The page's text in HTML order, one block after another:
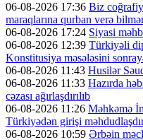
06-08-2026 17:36 Biz
maraqlarına qurban verə
06-08-2026 17:24 Siyasi
06-08-2026 12:39 Türkiyəli
Konstitusiya məsələsini
06-08-2026 11:43 Husilər
06-08-2026 11:33 Hazırda
cəzası ağırlaşdırılıb
06-08-2026 11:26 Məhkəmə
Türkiyədən girişi
06-08-2026 10:59 Ərbəin